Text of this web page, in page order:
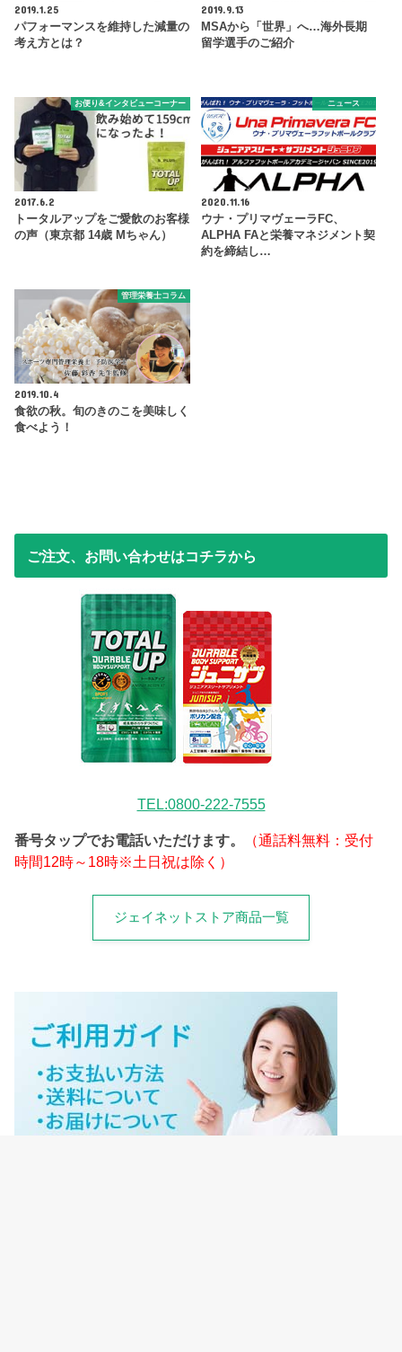
2019.1.25
パフォーマンスを維持した減量の
考え方とは？
2019.9.13
MSAから「世界」へ…海外長期
留学選手のご紹介
お便り&インタビューコーナー
2017.6.2
トータルアップをご愛飲のお客様
の声（東京都 14歳 Mちゃん）
ニュース
2020.11.16
ウナ・プリマヴェーラFC、
ALPHA FAと栄養マネジメント契
約を締結し…
管理栄養士コラム
2019.10.4
食欲の秋。旬のきのこを美味しく
食べよう！
ご注文、お問い合わせはコチラから
TEL:0800-222-7555
番号タップでお電話いただけます。
（通話料無料：受付
時間12時～18時※土日祝は除く）
ジェイネットストア商品一覧